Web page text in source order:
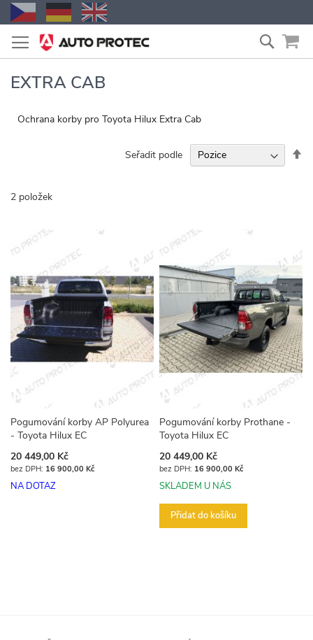
Přejít
na
obsah
EXTRA CAB
Ochrana korby pro Toyota Hilux Extra Cab
2 položek
Seřadit podle
Pogumování korby AP Polyurea
- Toyota Hilux EC
20 449,00 Kč
16 900,00 Kč
NA DOTAZ
Pogumování korby Prothane -
Toyota Hilux EC
20 449,00 Kč
16 900,00 Kč
SKLADEM U NÁS
Přidat do košíku